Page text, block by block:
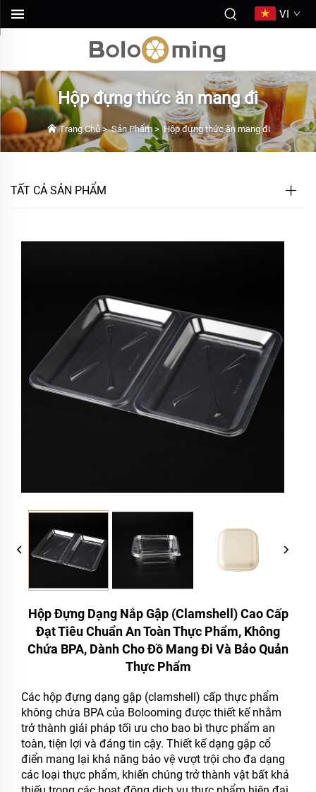
VI
Hộp đựng thức ăn mang đi
Trang Chủ>Sản Phẩm>Hộp đựng thức ăn mang đi
TẤT CẢ SẢN PHẨM
Hộp Đựng Dạng Nắp Gập (clamshell) Cao Cấp
Đạt Tiêu Chuẩn An Toàn Thực Phẩm, Không
Chứa BPA, Dành Cho Đồ Mang Đi Và Bảo Quản
Thực Phẩm
Các hộp đựng dạng gập (clamshell) cấp thực phẩm
không chứa BPA của Bolooming được thiết kế nhằm
trở thành giải pháp tối ưu cho bao bì thực phẩm an
toàn, tiện lợi và đáng tin cậy. Thiết kế dạng gập cổ
điển mang lại khả năng bảo vệ vượt trội cho đa dạng
các loại thực phẩm, khiến chúng trở thành vật bất khả